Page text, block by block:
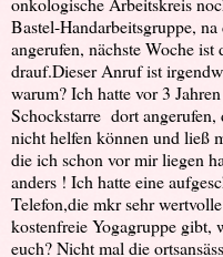
Bastel-Handarbeitsgruppe,
angerufen, nächste Woche
drauf.Dieser Anruf ist
warum? Ich hatte vor 3
Schockstarre dort angerufen,
nicht helfen können und ließ
die ich schon vor mir liegen
anders ! Ich hatte eine
Telefon,die mkr sehr
kostenfreie Yogagruppe gibt,
euch? Nicht mal die